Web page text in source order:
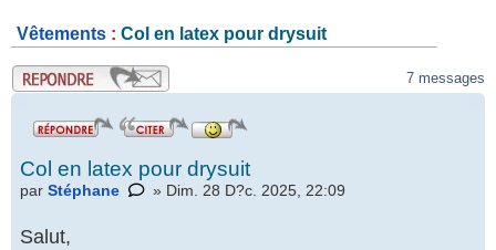
Vêtements : Col en latex pour drysuit
.
7 messages
Col en latex pour drysuit
par Stéphane » Dim. 28 D?c. 2025, 22:09
Salut,